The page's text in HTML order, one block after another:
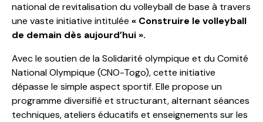
national de revitalisation du volleyball de base à travers
une vaste initiative intitulée « Construire le volleyball
de demain dès aujourd’hui ».
Avec le soutien de la Solidarité olympique et du Comité
National Olympique (CNO-Togo), cette initiative
dépasse le simple aspect sportif. Elle propose un
programme diversifié et structurant, alternant séances
techniques, ateliers éducatifs et enseignements sur les